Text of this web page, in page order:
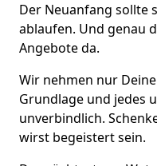
Der Neuanfang sollte
ablaufen. Und genau
Angebote da.
Wir nehmen nur
Grundlage und jedes
unverbindlich.
wirst begeistert sein.